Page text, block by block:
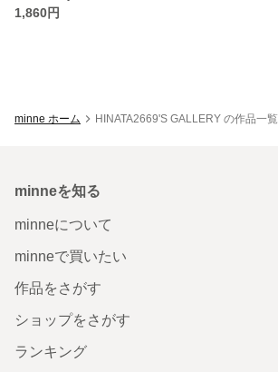
1,860円
minne ホーム HINATA2669'S GALLERY の作品一覧
minneを知る
minneについて
minneで買いたい
作品をさがす
ショップをさがす
ランキング